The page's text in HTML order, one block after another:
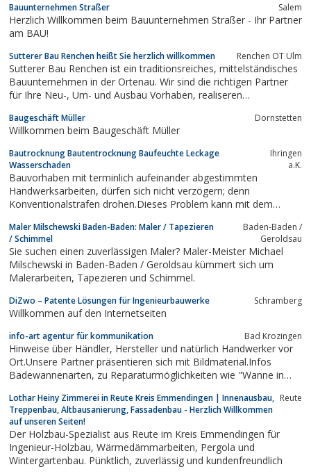
Bauunternehmen Straßer Salem
Herzlich Willkommen beim Bauunternehmen Straßer - Ihr Partner
am BAU!
Sutterer Bau Renchen heißt Sie herzlich willkommen Renchen OT Ulm
Sutterer Bau Renchen ist ein traditionsreiches, mittelständisches
Bauunternehmen in der Ortenau. Wir sind die richtigen Partner
für Ihre Neu-, Um- und Ausbau Vorhaben, realiseren
Gebäudesanierung.
Baugeschäft Müller Dornstetten
Willkommen beim Baugeschäft Müller
Bautrocknung Bautentrocknung Baufeuchte Leckage
Wasserschaden
Ihringen
a.K.
Bauvorhaben mit terminlich aufeinander abgestimmten
Handwerksarbeiten, dürfen sich nicht verzögern; denn
Konventionalstrafen drohen.Dieses Problem kann mit dem
verstehen uns nicht als Gerätevermieter sondern als Dienstleister
der für jedes Bauvorhaben die richtige...
Maler Milschewski Baden-Baden: Maler / Tapezieren
/ Schimmel
Baden-Baden /
Geroldsau
Sie suchen einen zuverlässigen Maler? Maler-Meister Michael
Milschewski in Baden-Baden / Geroldsau kümmert sich um
Malerarbeiten, Tapezieren und Schimmel.
DiZwo – Patente Lösungen für Ingenieurbauwerke Schramberg
Willkommen auf den Internetseiten
info-art agentur für kommunikation Bad Krozingen
Hinweise über Händler, Hersteller und natürlich Handwerker vor
Ort.Unsere Partner präsentieren sich mit Bildmaterial.Infos
Badewannenarten, zu Reparaturmöglichkeiten wie "Wanne in
Komplettsanierung aller sanitären Oberflächen.
Lothar Heiny Zimmerei in Reute Kreis Emmendingen | Innenausbau,
Treppenbau, Altbausanierung, Fassadenbau - Herzlich Willkommen
auf unseren Seiten!
Reute
Der Holzbau-Spezialist aus Reute im Kreis Emmendingen für
Ingenieur-Holzbau, Wärmedämmarbeiten, Pergola und
Wintergartenbau. Pünktlich, zuverlässig und kundenfreundlich